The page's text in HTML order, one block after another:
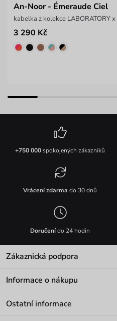
An-Noor - Émeraude Ciel
kabelka z kolekce LABORATORY
3 290 Kč
+750 000spokojených zákazníků
Vrácení zdarma do 30 dnů
Doručenído 24 hodin
Zákaznická podpora
Informace o nákupu
Ostatní informace